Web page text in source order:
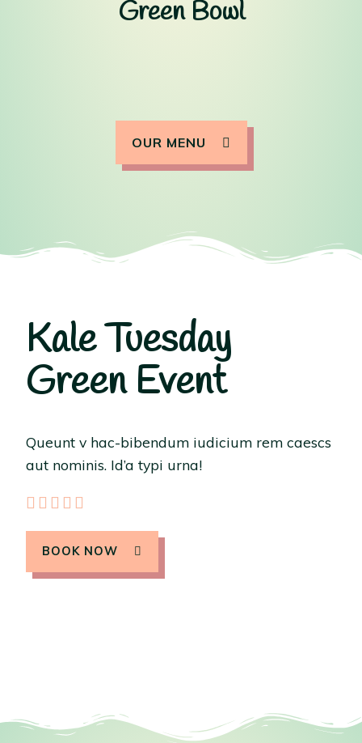
Green Bowl
OUR MENU
Kale Tuesday
Green Event
Queunt v hac-bibendum iudicium rem caescs
aut nominis. Id’a typi urna!
    
BOOK NOW